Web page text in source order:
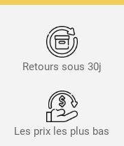
Retours sous 30j
Les prix les plus bas